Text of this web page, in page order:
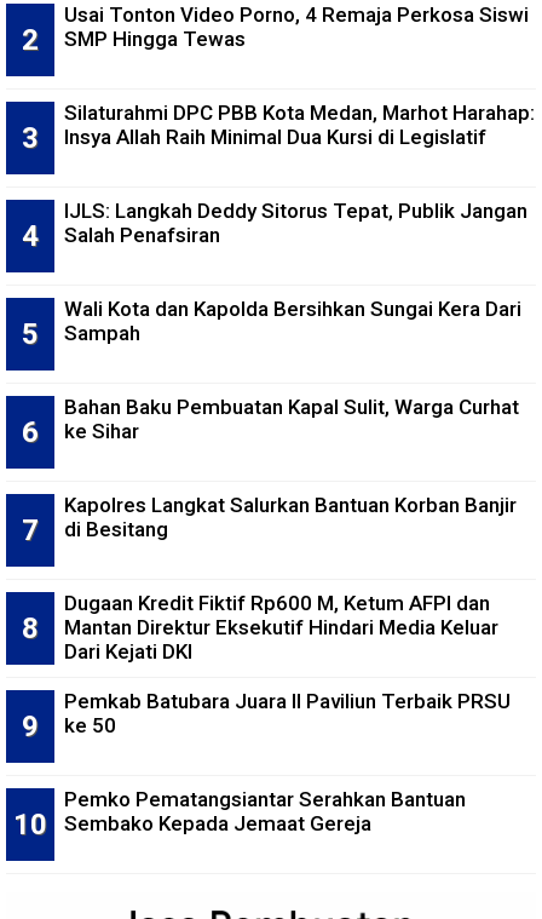
Usai Tonton Video Porno, 4 Remaja Perkosa Siswi
SMP Hingga Tewas
Silaturahmi DPC PBB Kota Medan, Marhot Harahap:
Insya Allah Raih Minimal Dua Kursi di Legislatif
IJLS: Langkah Deddy Sitorus Tepat, Publik Jangan
Salah Penafsiran
Wali Kota dan Kapolda Bersihkan Sungai Kera Dari
Sampah
Bahan Baku Pembuatan Kapal Sulit, Warga Curhat
ke Sihar
Kapolres Langkat Salurkan Bantuan Korban Banjir
di Besitang
Dugaan Kredit Fiktif Rp600 M, Ketum AFPI dan
Mantan Direktur Eksekutif Hindari Media Keluar
Dari Kejati DKI
Pemkab Batubara Juara II Paviliun Terbaik PRSU
ke 50
Pemko Pematangsiantar Serahkan Bantuan
Sembako Kepada Jemaat Gereja